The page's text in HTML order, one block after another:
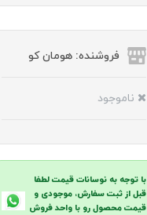
فروشنده: هومان کو
ناموجود
با توجه به نوسانات قیمت لطفا
قبل از ثبت سفارش، موجودی و
قیمت محصول رو با واحد فروش